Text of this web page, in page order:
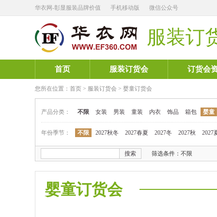
华衣网-彰显服装品牌价值 手机移动版 微信公众号
服装订
首页 服装订货会 订货会
您所在位置： 首页 > 服装订货会 > 婴童订货会
产品分类： 不限 女装 男装 童装 内衣 饰品 箱包 婴童
年份季节： 不限 2027秋冬 2027春夏 2027冬 2027秋 2027
搜索 筛选条件：不限
婴童订货会